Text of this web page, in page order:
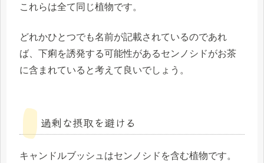
これらは全て同じ植物です。
どれかひとつでも名前が記載されているのであれ
ば、下痢を誘発する可能性があるセンノシドがお茶
に含まれていると考えて良いでしょう。
過剰な摂取を避ける
キャンドルブッシュはセンノシドを含む植物です。